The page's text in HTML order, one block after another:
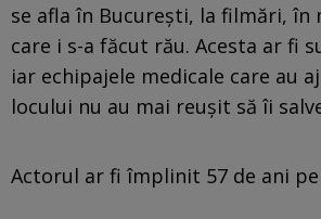
se afla în București, la filmări, în
care i s-a făcut rău. Acesta ar fi
iar echipajele medicale care au
locului nu au mai reușit să îi
Actorul ar fi împlinit 57 de ani pe